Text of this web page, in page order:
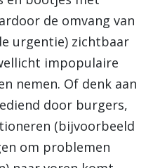
de omvang van
urgentie) zichtbaar
impopulaire
nemen. Of denk aan
door burgers,
(bijvoorbeeld
om problemen